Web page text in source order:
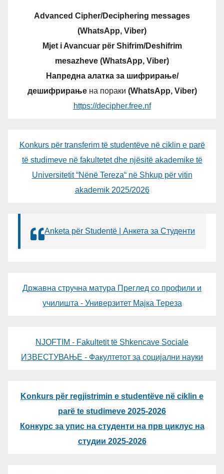
Advanced Cipher/Deciphering messages
(WhatsApp, Viber)
Mjet i Avancuar për Shifrim/Deshifrim
mesazheve (WhatsApp, Viber)
Напредна алатка за шифрирање/
дешифрирањена пораки (WhatsApp, Viber)
https://decipher.free.nf
Konkurs për transferim të studentëve në ciklin e parë
të studimeve në fakultetet dhe njësitë akademike të
Universitetit “Nënë Tereza“ në Shkup për vitin
akademik 2025/2026
Anketa për Studentë | Анкета за Студенти
Државна стручна матура Преглед со профили и
училишта - Универзитет Мајка Тереза
NJOFTIM - Fakultetit të Shkencave Sociale
ИЗВЕСТУВАЊЕ - Факултетот за социјални науки
Konkurs për regjistrimin e studentëve në ciklin e
parë te studimeve 2025-2026
Конкурс за упис на студенти на прв циклус на
студии 2025-2026